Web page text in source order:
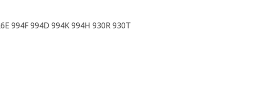
994F 994D 994K 994H 930R 930T